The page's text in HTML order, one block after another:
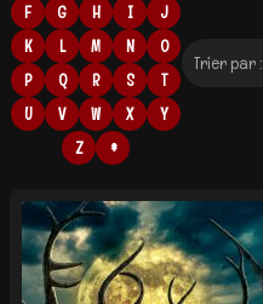
F
G H I
J
K
L M N
O
P
Q R S
T
U
V W X
Y
Z
#
Trier par :